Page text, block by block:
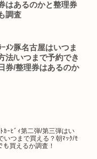
はあるのかと整理券
調査
ﾒﾝ豚名古屋はいつま
法/いつまで予約でき
券/整理券はあるのか
ｶｰﾋﾞｨ第二弾/第三弾はい
いつまで買える？朝ﾏｯｸ/ﾓ
も買えるか調査！